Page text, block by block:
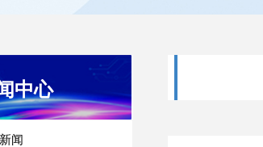
中心
闻